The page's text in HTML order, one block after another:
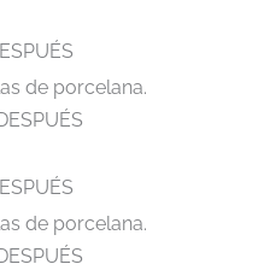
de porcelana.
de porcelana.